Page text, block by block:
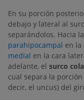
En su porción
debajo y lateral al
separándolos. Hacia
parahipocampal en la
medial en la cara
adelante, el surco
cual separa la
decir, el uncus) del